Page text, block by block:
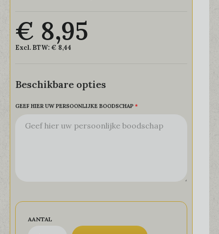
€ 8,95
Excl. BTW: € 8,44
Beschikbare opties
GEEF HIER UW PERSOONLIJKE BOODSCHAP
AANTAL